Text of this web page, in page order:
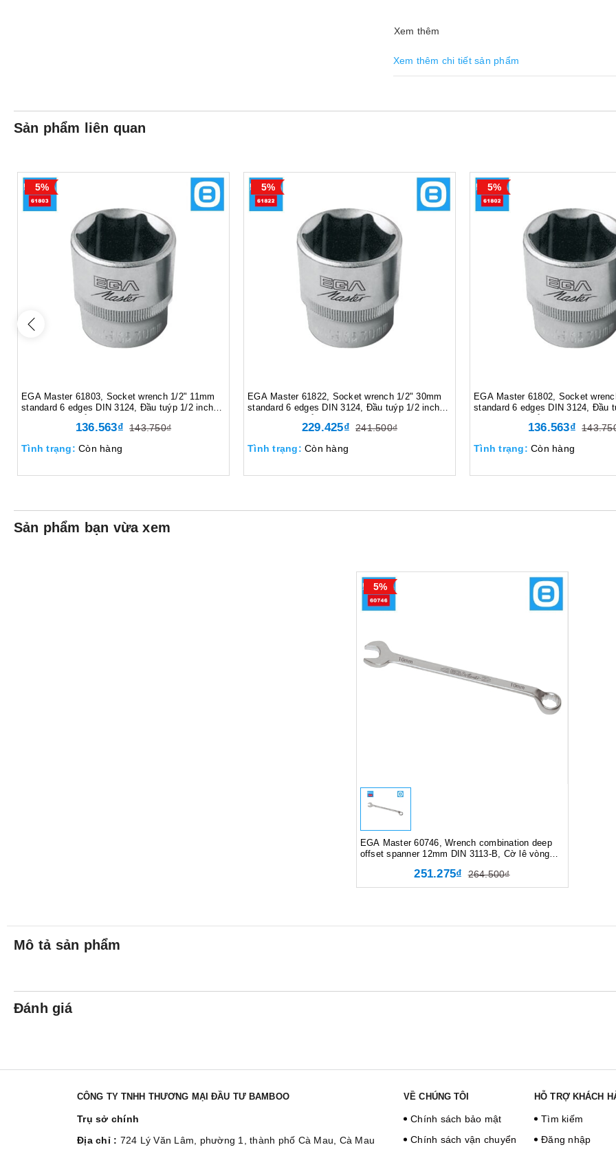
Xem thêm
Xem thêm chi tiết sản phẩm
Sản phẩm liên quan
5%
EGA Master 61803, Socket wrench 1/2" 11mm
standard 6 edges DIN 3124, Đầu tuýp 1/2 inch
11mm tiêu chuẩn 6 cạnh DIN 3124, 49 gram,
136.563₫ 143.750₫
Tình trạng: Còn hàng
5%
EGA Master 61822, Socket wrench 1/2" 30mm
standard 6 edges DIN 3124, Đầu tuýp 1/2 inch
30mm tiêu chuẩn 6 cạnh DIN 3124, 210 gram,
229.425₫ 241.500₫
Tình trạng: Còn hàng
5%
EGA Master 61802, Socket
standard 6 edges DIN 3124, Đầu
10mm tiêu chuẩn 6 cạnh DIN
136.563₫
Tình trạng: Còn hàng
Sản phẩm bạn vừa xem
5%
EGA Master 60746, Wrench combination deep
offset spanner 12mm DIN 3113-B, Cờ lê vòng
251.275₫ 264.500₫
Mô tả sản phẩm
Đánh giá
CÔNG TY TNHH THƯƠNG MẠI ĐẦU TƯ BAMBOO
Trụ sở chính
Địa chỉ : 724 Lý Văn Lâm, phường 1, thành phố Cà Mau, Cà Mau
VỀ CHÚNG TÔI
Chính sách bảo mật
Chính sách vận chuyển
HỖ TRỢ KHÁCH
Tìm kiếm
Đăng nhập